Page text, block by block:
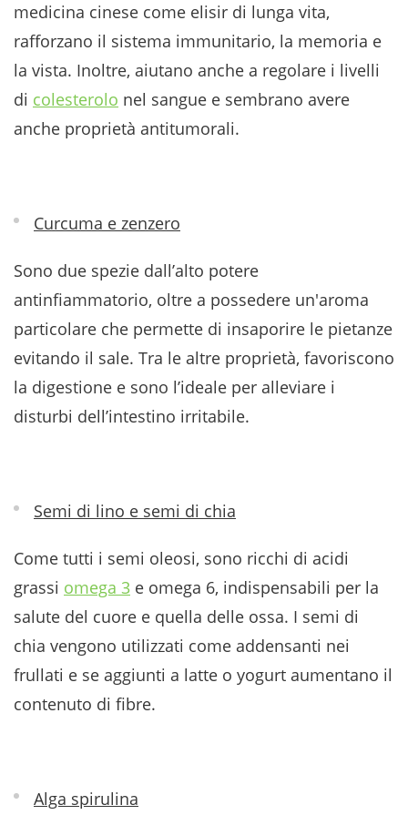
medicina cinese come elisir di lunga vita,
rafforzano il sistema immunitario, la memoria e
la vista. Inoltre, aiutano anche a regolare i livelli
di colesterolo nel sangue e sembrano avere
anche proprietà antitumorali.
Curcuma e zenzero
Sono due spezie dall’alto potere
antinfiammatorio, oltre a possedere un'aroma
particolare che permette di insaporire le pietanze
evitando il sale. Tra le altre proprietà, favoriscono
la digestione e sono l’ideale per alleviare i
disturbi dell’intestino irritabile.
Semi di lino e semi di chia
Come tutti i semi oleosi, sono ricchi di acidi
grassi omega 3 e omega 6, indispensabili per la
salute del cuore e quella delle ossa. I semi di
chia vengono utilizzati come addensanti nei
frullati e se aggiunti a latte o yogurt aumentano il
contenuto di fibre.
Alga spirulina